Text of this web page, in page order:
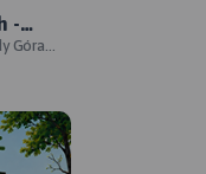
-
Góra